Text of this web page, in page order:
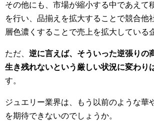
その他にも、市場が縮小する中であえて
を行い、品揃えを拡大することで競合他
層色濃くすることで売上を拡大している
ただ、 逆に言えば、そういった逆張りの
生き残れないという厳しい状況に変わり
す。
ジュエリー業界は、もう以前のような華
を期待できないのでしょうか。